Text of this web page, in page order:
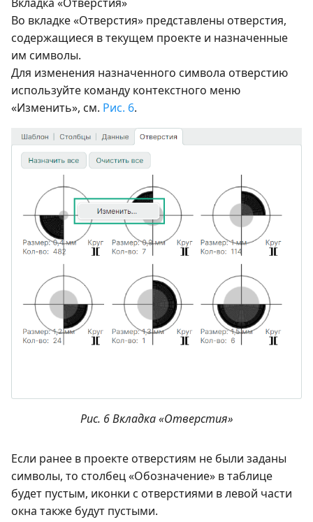
Во вкладке «Отверстия» представлены отверстия,
содержащиеся в текущем проекте и назначенные
им символы.
Для изменения назначенного символа отверстию
используйте команду контекстного меню
«Изменить», см. Рис. 6.
Рис. 6 Вкладка «Отверстия»
Если ранее в проекте отверстиям не были заданы
символы, то столбец «Обозначение» в таблице
будет пустым, иконки с отверстиями в левой части
окна также будут пустыми.